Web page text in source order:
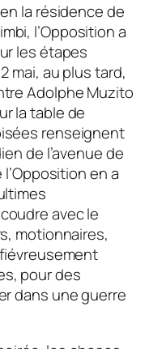
la résidence de
l’Opposition a
les étapes
mai, au plus tard,
Adolphe Muzito
la table de
renseignent
de l’avenue de
en a
avec le
motionnaires,
pour des
dans une guerre